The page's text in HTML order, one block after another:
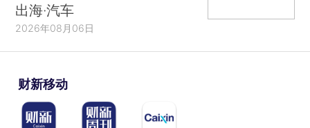
出海·汽车
2026年08月06日
财新移动